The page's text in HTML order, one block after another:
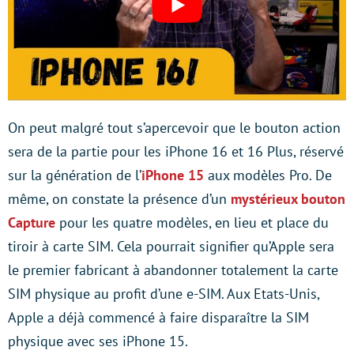
On peut malgré tout s’apercevoir que le bouton action
sera de la partie pour les iPhone 16 et 16 Plus, réservé
sur la génération de l’iPhone 15 aux modèles Pro. De
même, on constate la présence d’un mystérieux bouton
Capture pour les quatre modèles, en lieu et place du
tiroir à carte SIM. Cela pourrait signifier qu’Apple sera
le premier fabricant à abandonner totalement la carte
SIM physique au profit d’une e-SIM. Aux Etats-Unis,
Apple a déjà commencé à faire disparaître la SIM
physique avec ses iPhone 15.